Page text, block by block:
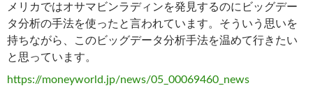
メリカではオサマビンラディンを発見するのにビッグデー
タ分析の手法を使ったと言われています。そういう思いを
持ちながら、このビッグデータ分析手法を温めて行きたい
と思っています。
https://moneyworld.jp/news/05_00069460_news